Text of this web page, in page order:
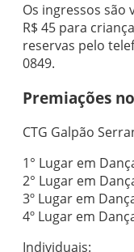
Os ingressos são
R$ 45 para
reservas pelo
0849.
Premiações
CTG Galpão
1° Lugar em
2° Lugar em
3º Lugar em
4º Lugar em
Individuais: